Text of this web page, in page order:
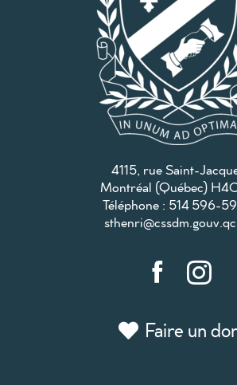
4115, rue Saint-
Montréal (Québec)
Téléphone : 514 596-
Faire un